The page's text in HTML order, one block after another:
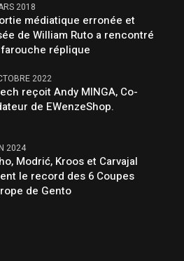
2018
médiatique erronée et
de William Ruto a rencontré
réplique
2022
reçoit Andy MINGA, Co-
de EWenzeShop.
2024
Modrić, Kroos et Carvajal
le record des 6 Coupes
de Gento